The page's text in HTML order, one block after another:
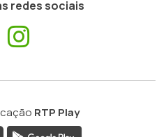
redes sociais
Facebook
RTP Play